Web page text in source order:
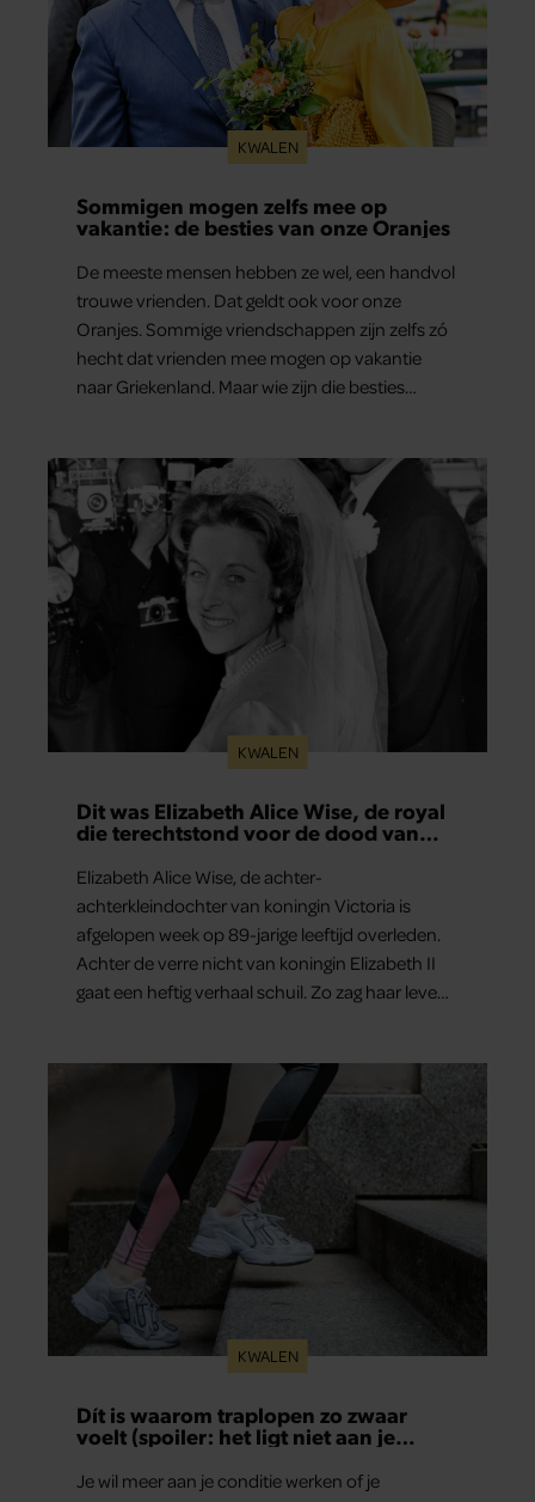
KWALEN
Sommigen mogen zelfs mee op
vakantie: de besties van onze Oranjes
De meeste mensen hebben ze wel, een handvol
trouwe vrienden. Dat geldt ook voor onze
Oranjes. Sommige vriendschappen zijn zelfs zó
hecht dat vrienden mee mogen op vakantie
naar Griekenland. Maar wie zijn die besties
KWALEN
Dit was Elizabeth Alice Wise, de royal
die terechtstond voor de dood van
Elizabeth Alice Wise, de achter-
achterkleindochter van koningin Victoria is
afgelopen week op 89-jarige leeftijd overleden.
Achter de verre nicht van koningin Elizabeth II
gaat een heftig verhaal schuil. Zo zag haar leven
KWALEN
Dít is waarom traplopen zo zwaar
voelt (spoiler: het ligt niet aan je
Je wil meer aan je conditie werken of je